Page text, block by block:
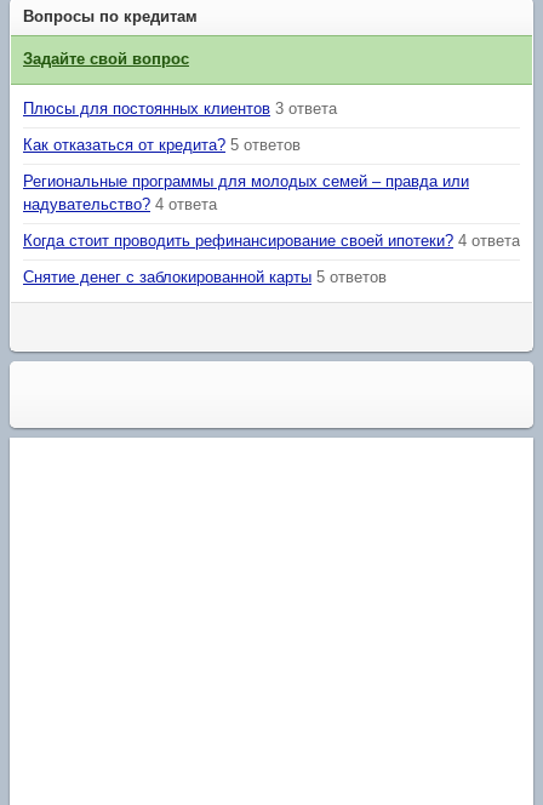
Вопросы по кредитам
Задайте свой вопрос
Плюсы для постоянных клиентов 3 ответа
Как отказаться от кредита? 5 ответов
Региональные программы для молодых семей – правда или
надувательство? 4 ответа
Когда стоит проводить рефинансирование своей ипотеки? 4 ответа
Снятие денег с заблокированной карты 5 ответов